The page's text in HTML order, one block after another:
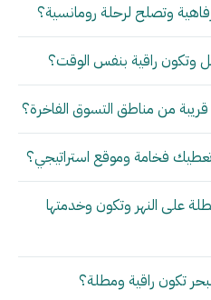
وتصلح لرحلة رومانسية؟
وتكون راقية بنفس الوقت؟
من مناطق التسوق الفاخرة؟
فخامة وموقع استراتيجي؟
على النهر وتكون وخدمتها
تكون راقية ومطلة؟